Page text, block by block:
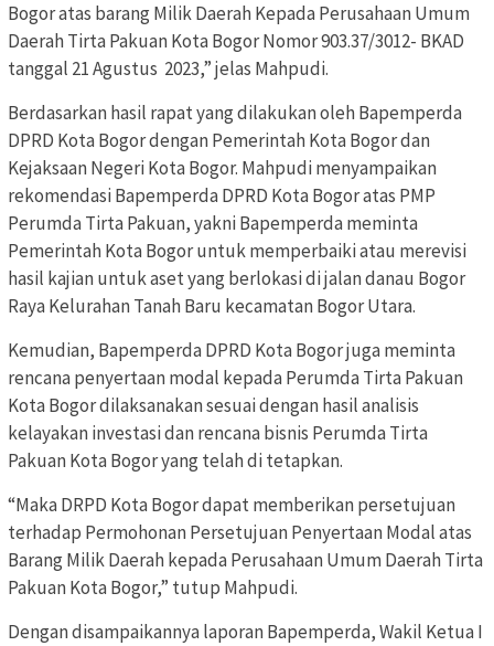
Bogor atas barang Milik Daerah Kepada Perusahaan Umum
Daerah Tirta Pakuan Kota Bogor Nomor 903.37/3012- BKAD
tanggal 21 Agustus 2023,” jelas Mahpudi.
Berdasarkan hasil rapat yang dilakukan oleh Bapemperda
DPRD Kota Bogor dengan Pemerintah Kota Bogor dan
Kejaksaan Negeri Kota Bogor. Mahpudi menyampaikan
rekomendasi Bapemperda DPRD Kota Bogor atas PMP
Perumda Tirta Pakuan, yakni Bapemperda meminta
Pemerintah Kota Bogor untuk memperbaiki atau merevisi
hasil kajian untuk aset yang berlokasi di jalan danau Bogor
Raya Kelurahan Tanah Baru kecamatan Bogor Utara.
Kemudian, Bapemperda DPRD Kota Bogor juga meminta
rencana penyertaan modal kepada Perumda Tirta Pakuan
Kota Bogor dilaksanakan sesuai dengan hasil analisis
kelayakan investasi dan rencana bisnis Perumda Tirta
Pakuan Kota Bogor yang telah di tetapkan.
“Maka DRPD Kota Bogor dapat memberikan persetujuan
terhadap Permohonan Persetujuan Penyertaan Modal atas
Barang Milik Daerah kepada Perusahaan Umum Daerah Tirta
Pakuan Kota Bogor,” tutup Mahpudi.
Dengan disampaikannya laporan Bapemperda, Wakil Ketua I